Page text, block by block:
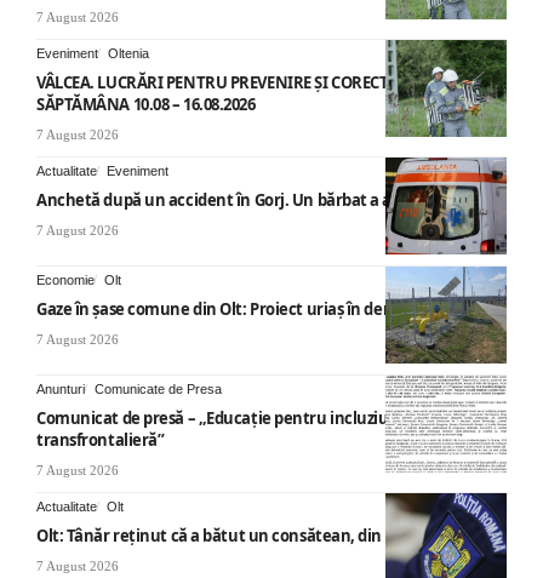
7 August 2026
Eveniment Oltenia
VÂLCEA. LUCRĂRI PENTRU PREVENIRE ȘI CORECTARE AVARII –
SĂPTĂMÂNA 10.08 – 16.08.2026
7 August 2026
Actualitate Eveniment
Anchetă după un accident în Gorj. Un bărbat a ajuns la spital
7 August 2026
Economie Olt
Gaze în șase comune din Olt: Proiect uriaș în derulare
7 August 2026
Anunturi Comunicate de Presa
Comunicat de presă – „Educație pentru incluziune – O abordare
transfrontalieră”
7 August 2026
Actualitate Olt
Olt: Tânăr reţinut că a bătut un consătean, din cauza muzicii
7 August 2026